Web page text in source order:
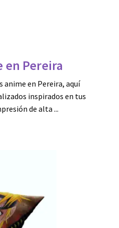
en Pereira
anime en Pereira, aquí
inspirados en tus
de alta ...